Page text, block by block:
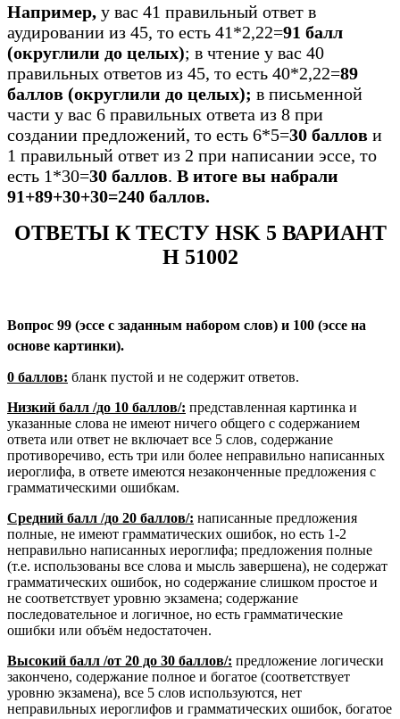
Например, у вас 41 правильный ответ в
аудировании из 45, то есть 41*2,22=91 балл
(округлили до целых); в чтение у вас 40
правильных ответов из 45, то есть 40*2,22=89
баллов (округлили до целых); в письменной
части у вас 6 правильных ответа из 8 при
создании предложений, то есть 6*5=30 баллов и
1 правильный ответ из 2 при написании эссе, то
есть 1*30=30 баллов. В итоге вы набрали
91+89+30+30=240 баллов.
ОТВЕТЫ К ТЕСТУ HSK 5 ВАРИАНТ
H 51002
Вопрос 99 (эссе с заданным набором слов) и 100 (эссе на
основе картинки).
0 баллов: бланк пустой и не содержит ответов.
Низкий балл /до 10 баллов/: представленная картинка и
указанные слова не имеют ничего общего с содержанием
ответа или ответ не включает все 5 слов, содержание
противоречиво, есть три или более неправильно написанных
иероглифа, в ответе имеются незаконченные предложения с
грамматическими ошибкам.
Средний балл /до 20 баллов/: написанные предложения
полные, не имеют грамматических ошибок, но есть 1-2
неправильно написанных иероглифа; предложения полные
(т.е. использованы все слова и мысль завершена), не содержат
грамматических ошибок, но содержание слишком простое и
не соответствует уровню экзамена; содержание
последовательное и логичное, но есть грамматические
ошибки или объём недостаточен.
Высокий балл /от 20 до 30 баллов/: предложение логически
закончено, содержание полное и богатое (соответствует
уровню экзамена), все 5 слов используются, нет
неправильных иероглифов и грамматических ошибок, богатое